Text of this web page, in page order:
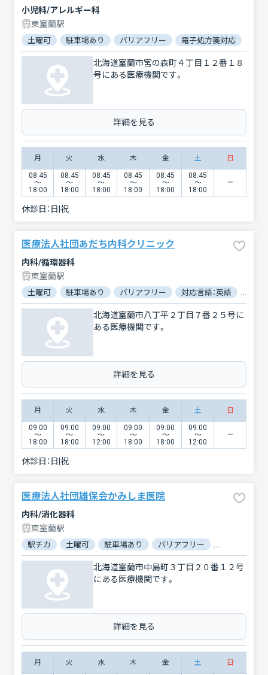
小児科/アレルギー科
東室蘭駅
土曜可 駐車場あり バリアフリー 電子処方箋対応
北海道室蘭市宮の森町４丁目１２番１８
号にある医療機関です。
詳細を見る
月 火 水 木 金 土 日
08:45
〜
18:00
08:45
〜
18:00
08:45
〜
18:00
08:45
〜
18:00
08:45
〜
18:00
08:45
〜
18:00
休診日： 日|祝
医療法人社団あだち内科クリニック
内科/循環器科
東室蘭駅
土曜可 駐車場あり バリアフリー 対応言語：英語
北海道室蘭市八丁平２丁目７番２５号に
ある医療機関です。
詳細を見る
月 火 水 木 金 土 日
09:00
〜
18:00
09:00
〜
18:00
09:00
〜
12:00
09:00
〜
18:00
09:00
〜
18:00
09:00
〜
12:00
休診日： 日|祝
医療法人社団雄保会かみしま医院
内科/消化器科
東室蘭駅
駅チカ 土曜可 駐車場あり バリアフリー
北海道室蘭市中島町３丁目２０番１２号
にある医療機関です。
詳細を見る
月 火 水 木 金 土 日